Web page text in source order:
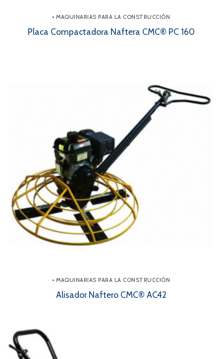
• MAQUINARIAS PARA LA CONSTRUCCIÓN
Placa Compactadora Naftera CMC® PC 160
• MAQUINARIAS PARA LA CONSTRUCCIÓN
Alisador Naftero CMC® AC42